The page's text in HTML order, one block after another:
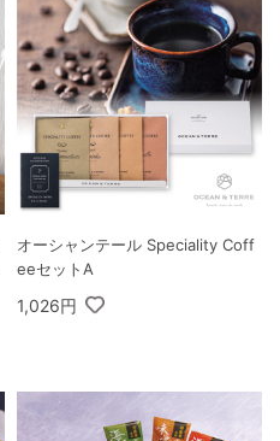
オーシャンテール Speciality Coff
eeセットA
1,026円